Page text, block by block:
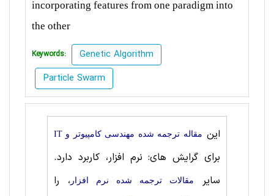
incorporating features from one paradigm into
the other
Keywords:
Genetic Algorithm
Particle Swarm
این مقاله ترجمه شده مهندسی کامپیوتر و IT
برای گرایش های: نرم افزار، کاربرد دارد.
سایر
مقالات ترجمه شده نرم افزار ، را